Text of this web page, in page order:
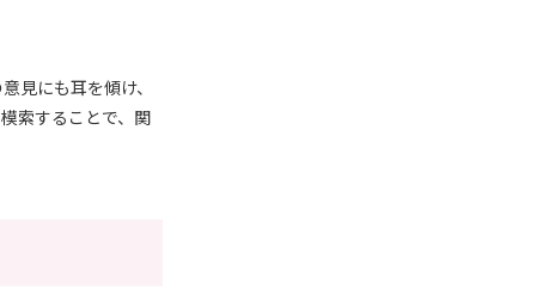
見にも耳を傾け、
索することで、関